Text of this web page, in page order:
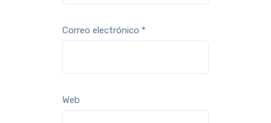
Correo electrónico *
Web